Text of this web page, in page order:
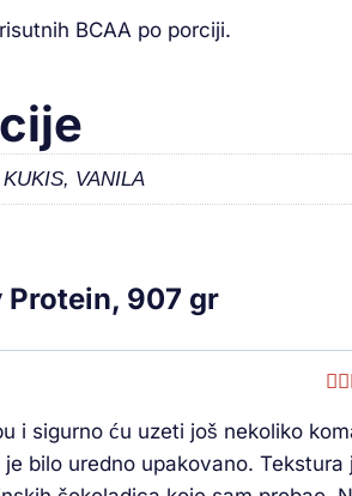
BCAA po porciji.
VANILA
Protein, 907 gr
sa
i sigurno ću uzeti još nekoliko
bilo uredno upakovano. Tekstura